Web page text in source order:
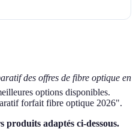
des offres de fibre optique en
options disponibles.
forfait fibre optique 2026".
produits adaptés ci-dessous.